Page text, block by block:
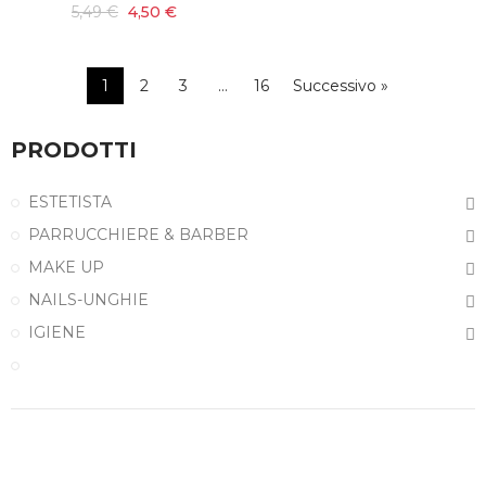
5,49 € 4,50 €
1 2 3 … 16 Successivo »
PRODOTTI
ESTETISTA
PARRUCCHIERE & BARBER
MAKE UP
NAILS-UNGHIE
IGIENE